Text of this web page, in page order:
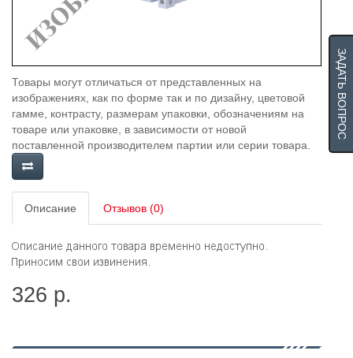
Товары могут отличаться от представленных на
изображениях, как по форме так и по дизайну, цветовой
гамме, контрасту, размерам упаковки, обозначениям на
товаре или упаковке, в зависимости от новой
поставленной производителем партии или серии товара.
Описание Отзывов (0)
326 р.
ЗАДАТЬ ВОПРОС